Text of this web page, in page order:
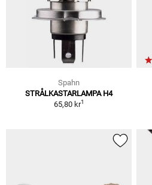
Spahn
STRÅLKASTARLAMPA H4
65,80 kr1